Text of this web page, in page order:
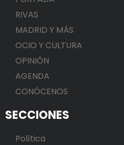
RIVAS
MADRID Y MÁS
OCIO Y CULTURA
OPINIÓN
AGENDA
CONÓCENOS
SECCIONES
Política